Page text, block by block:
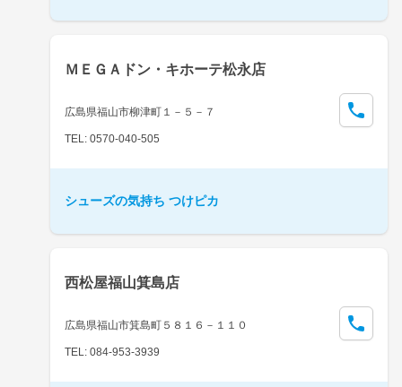
ＭＥＧＡドン・キホーテ松永店
広島県福山市柳津町１－５－７
TEL: 0570-040-505
シューズの気持ち つけピカ
西松屋福山箕島店
広島県福山市箕島町５８１６－１１０
TEL: 084-953-3939